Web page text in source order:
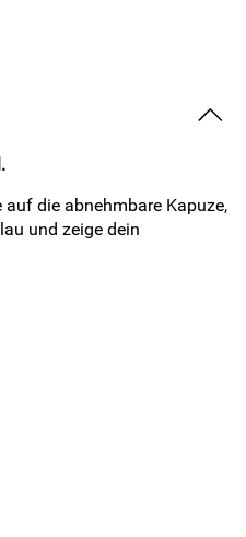
die abnehmbare Kapuze,
und zeige dein